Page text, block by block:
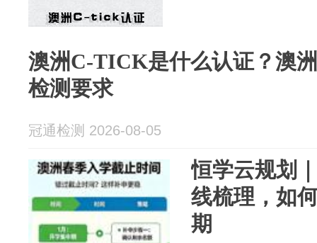
澳洲C-TICK是什么认证？澳
检测要求
冠通检测 2026-08-05
恒学云规划
线梳理，如
期